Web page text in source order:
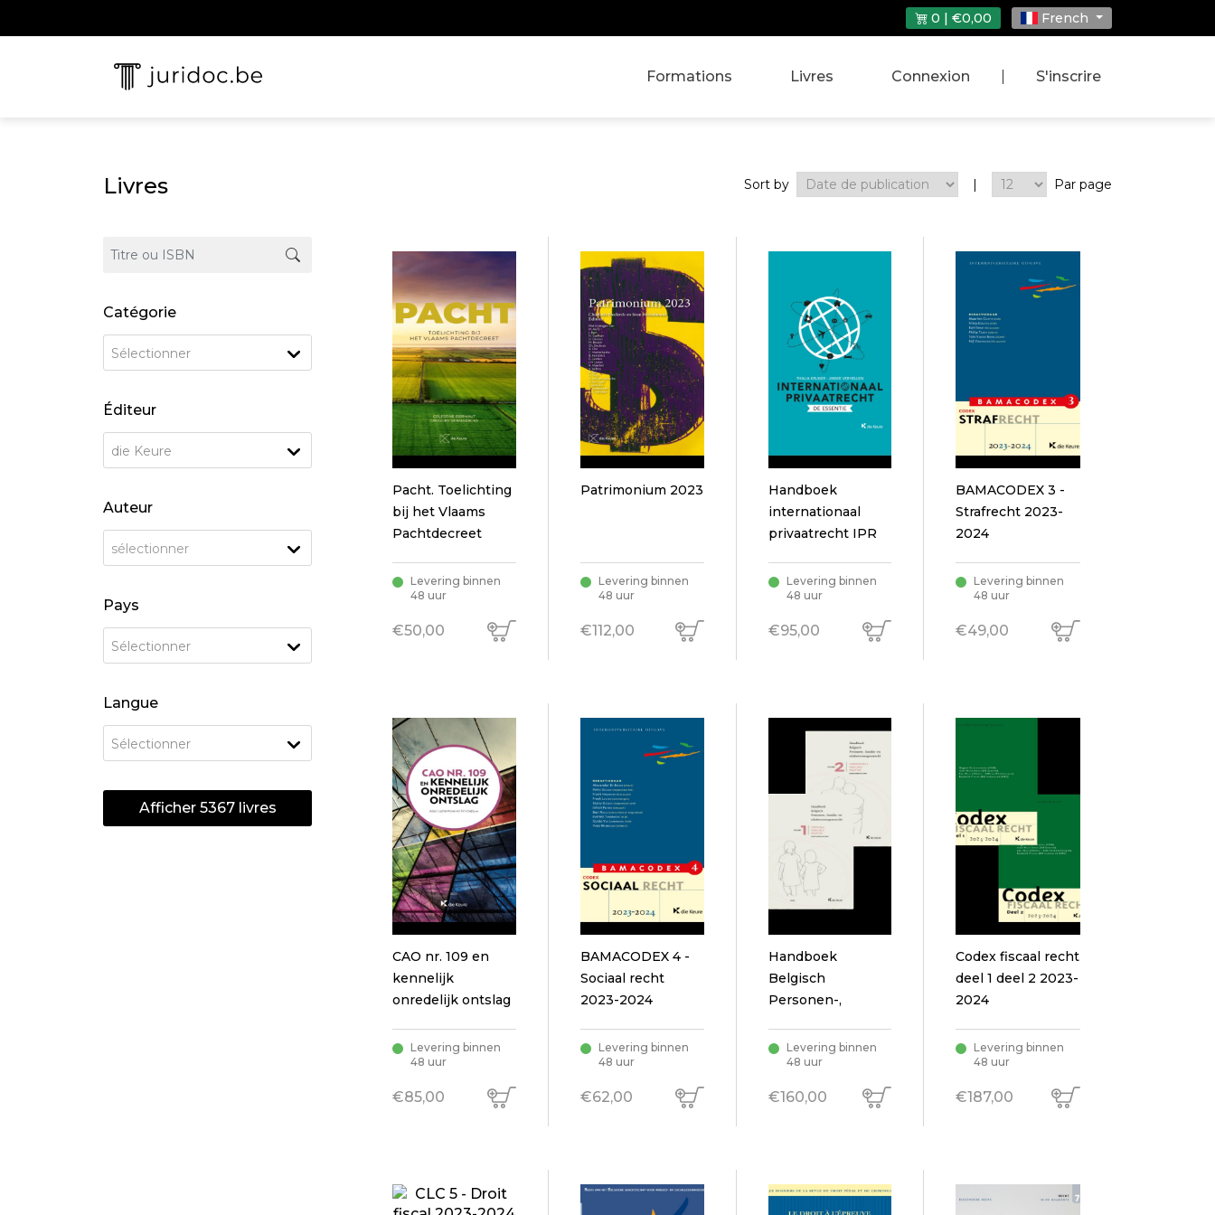
0 | €0,00 French
Formations Livres Connexion S'inscrire
Livres Sort by | Par page
Catégorie
Sélectionner
Éditeur
die Keure
Auteur
sélectionner
Pays
Sélectionner
Langue
Sélectionner
Afficher 5367livres
Pacht. Toelichting
bij het Vlaams
Pachtdecreet
Levering binnen
48 uur
€50,00
Patrimonium 2023
Levering binnen
48 uur
€112,00
Handboek
internationaal
privaatrecht IPR
ed.2023
Levering binnen
48 uur
€95,00
BAMACODEX 3 -
Strafrecht 2023-
2024
Levering binnen
48 uur
€49,00
CAO nr. 109 en
kennelijk
onredelijk ontslag
Levering binnen
48 uur
€85,00
BAMACODEX 4 -
Sociaal recht
2023-2024
Levering binnen
48 uur
€62,00
Handboek
Belgisch
Personen-,
relatievermogensrecht
ed. 2023
Levering binnen
48 uur
€160,00
Codex fiscaal recht
deel 1 deel 2 2023-
2024
Levering binnen
48 uur
€187,00